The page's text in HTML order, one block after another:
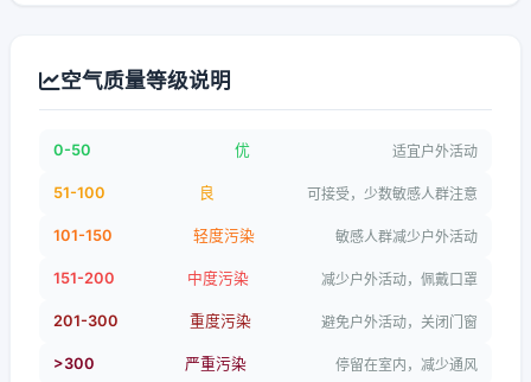
空气质量等级说明
0-50 优 适宜户外活动
51-100 良 可接受，少数敏感人群注意
101-150 轻度污染 敏感人群减少户外活动
151-200 中度污染 减少户外活动，佩戴口罩
201-300 重度污染 避免户外活动，关闭门窗
>300 严重污染 停留在室内，减少通风